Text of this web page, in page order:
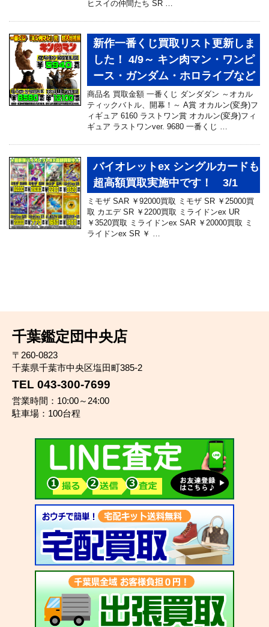
ヒスイの仲間たち SR …
新作一番くじ買取リスト更新しま
した！ 4/9～ キン肉マン・ワンピ
ース・ガンダム・ホロライブなど
商品名 買取金額 一番くじ ダンダダン ～オカル
ティックバトル、開幕！～ A賞 オカルン(変身)フ
ィギュア 6160 ラストワン賞 オカルン(変身)フィ
ギュア ラストワンver. 9680 一番くじ …
バイオレットex シングルカードも
超高額買取実施中です！ 3/1
ミモザ SAR ￥92000買取 ミモザ SR ￥25000買
取 カエデ SR ￥2200買取 ミライドンex UR
￥3520買取 ミライドンex SAR ￥20000買取 ミ
ライドンex SR ￥ …
千葉鑑定団中央店
〒260-0823
千葉県千葉市中央区塩田町385-2
TEL 043-300-7699
営業時間：10:00～24:00
駐車場：100台程